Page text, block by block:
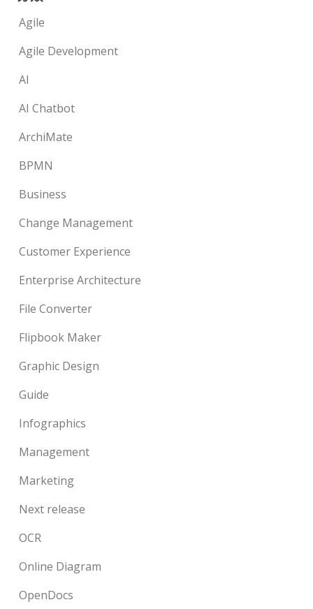
Agile
Agile Development
AI
AI Chatbot
ArchiMate
BPMN
Business
Change Management
Customer Experience
Enterprise Architecture
File Converter
Flipbook Maker
Graphic Design
Guide
Infographics
Management
Marketing
Next release
OCR
Online Diagram
OpenDocs